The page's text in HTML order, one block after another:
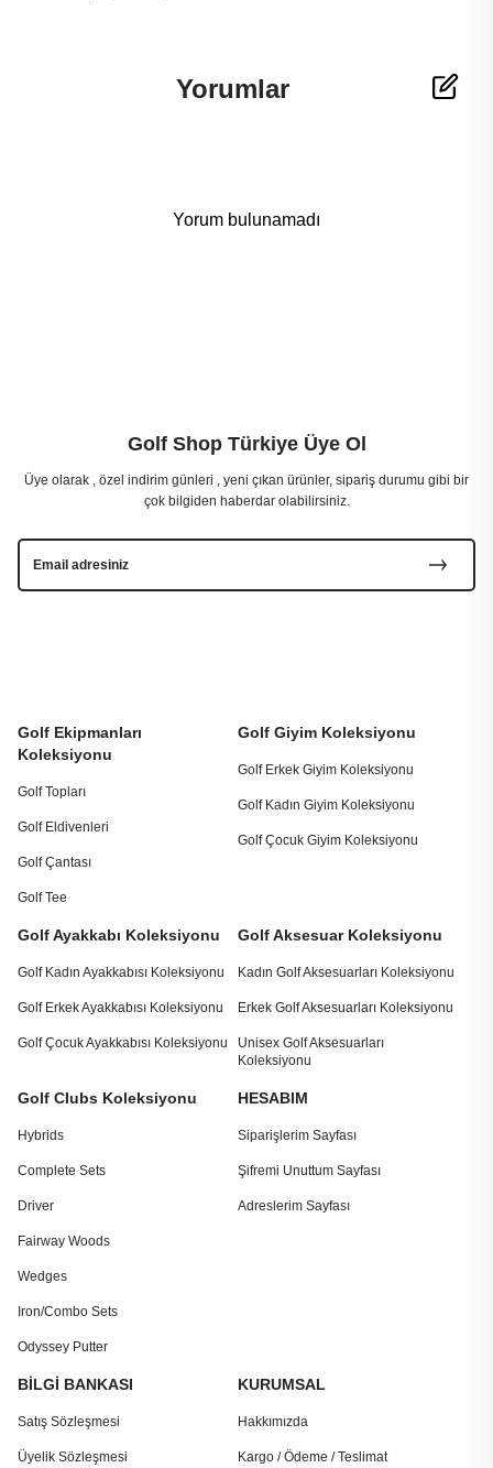
Yorumlar
Yorum bulunamadı
Golf Ekipmanları
Koleksiyonu
Golf Topları
Golf Eldivenleri
Golf Çantası
Golf Tee
Golf Giyim Koleksiyonu
Golf Erkek Giyim Koleksiyonu
Golf Kadın Giyim Koleksiyonu
Golf Çocuk Giyim Koleksiyonu
Golf Ayakkabı Koleksiyonu
Golf Kadın Ayakkabısı Koleksiyonu
Golf Erkek Ayakkabısı Koleksiyonu
Golf Çocuk Ayakkabısı Koleksiyonu
Golf Aksesuar Koleksiyonu
Kadın Golf Aksesuarları Koleksiyonu
Erkek Golf Aksesuarları Koleksiyonu
Unisex Golf Aksesuarları
Koleksiyonu
Golf Clubs Koleksiyonu
Hybrids
Complete Sets
Driver
Fairway Woods
Wedges
Iron/Combo Sets
Odyssey Putter
HESABIM
Siparişlerim Sayfası
Şifremi Unuttum Sayfası
Adreslerim Sayfası
BİLGİ BANKASI
Satış Sözleşmesi
Üyelik Sözleşmesi
KURUMSAL
Hakkımızda
Kargo / Ödeme / Teslimat
Golf Shop Türkiye Üye Ol
Üye olarak , özel indirim günleri , yeni çıkan ürünler, sipariş durumu gibi bir
çok bilgiden haberdar olabilirsiniz.